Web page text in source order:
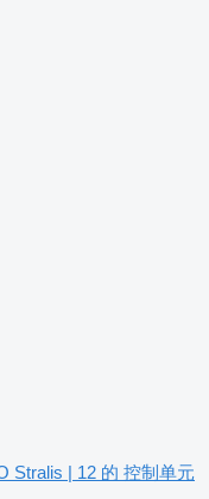
Stralis | 12 的 控制单元